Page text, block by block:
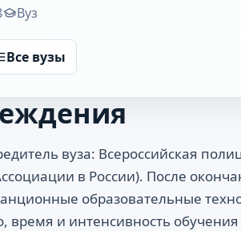
Вуз
Все вузы
вуза: Всероссийская
в России). После
образовательные
время и интенсивность обучения